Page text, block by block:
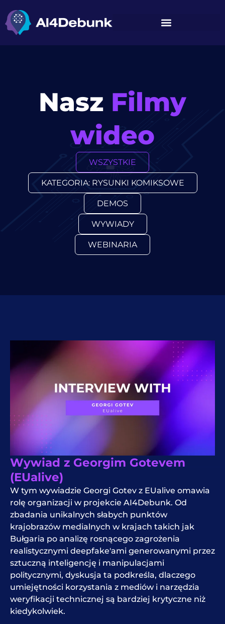
treści
Nasz Filmy
wideo
KATEGORIA: RYSUNKI KOMIKSOWE
DEMOS
WYWIADY
WEBINARIA
WSZYSTKIE
Wywiad z Georgim Gotevem
(EUalive)
W tym wywiadzie Georgi Gotev z EUalive omawia
rolę organizacji w projekcie AI4Debunk. Od
zbadania unikalnych słabych punktów
krajobrazów medialnych w krajach takich jak
Bułgaria po analizę rosnącego zagrożenia
realistycznymi deepfake'ami generowanymi przez
sztuczną inteligencję i manipulacjami
politycznymi, dyskusja ta podkreśla, dlaczego
umiejętności korzystania z mediów i narzędzia
weryfikacji technicznej są bardziej krytyczne niż
kiedykolwiek.